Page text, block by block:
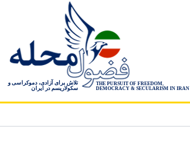
THE PURSUIT OF FREEDOM,
DEMOCRACY & SECULARISM IN IRAN
تلاش برای آزادی، دموکراسی و
سکولاریسم در ایران